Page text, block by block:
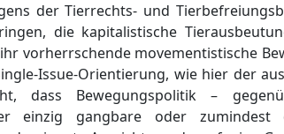
der Tierrechts- und
die kapitalistische
vorherrschende movementistische
Issue-Orientierung, wie hier der
dass Bewegungspolitik –
einzig gangbare oder zumindest